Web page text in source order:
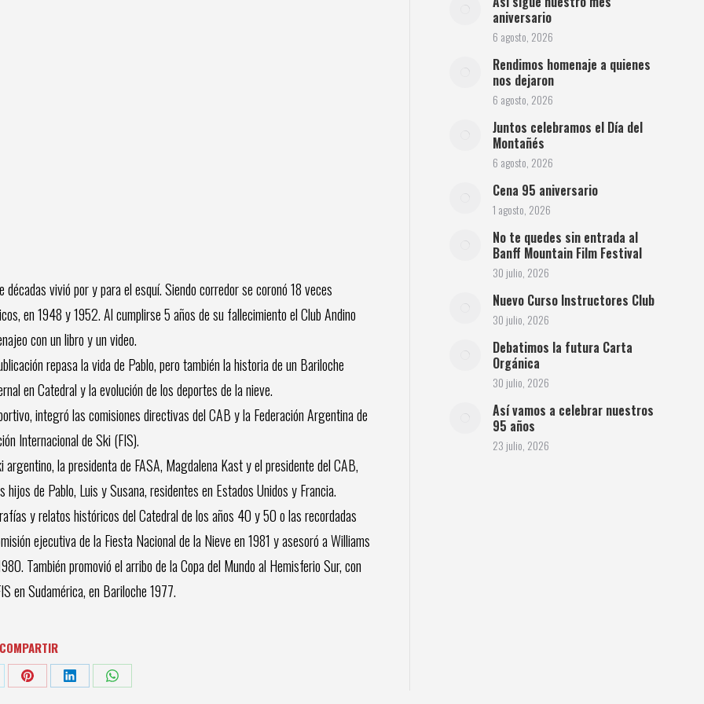
vivió por y para el esquí. Siendo corredor se coronó 18 veces
en 1948 y 1952. Al cumplirse 5 años de su fallecimiento el Club Andino
con un libro y un video.
repasa la vida de Pablo, pero también la historia de un Bariloche
en Catedral y la evolución de los deportes de la nieve.
integró las comisiones directivas del CAB y la Federación Argentina de
Internacional de Ski (FIS).
la presidenta de FASA, Magdalena Kast y el presidente del CAB,
de Pablo, Luis y Susana, residentes en Estados Unidos y Francia.
y relatos históricos del Catedral de los años 40 y 50 o las recordadas
ejecutiva de la Fiesta Nacional de la Nieve en 1981 y asesoró a Williams
También promovió el arribo de la Copa del Mundo al Hemisferio Sur, con
en Sudamérica, en Bariloche 1977.
COMPARTIR
Share
Share
Share
aniversario
6 agosto, 2026
Rendimos homenaje a quienes
nos dejaron
6 agosto, 2026
Juntos celebramos el Día del
Montañés
6 agosto, 2026
Cena 95 aniversario
1 agosto, 2026
No te quedes sin entrada al
Banff Mountain Film Festival
30 julio, 2026
Nuevo Curso Instructores Club
30 julio, 2026
Debatimos la futura Carta
Orgánica
30 julio, 2026
Así vamos a celebrar nuestros
95 años
23 julio, 2026